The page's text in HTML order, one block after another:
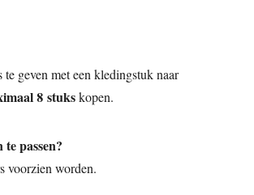
geven met een kledingstuk naar
8 stukskopen.
passen?
voorzien worden.